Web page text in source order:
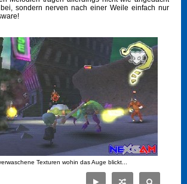
sondern nerven nach einer Weile einfach nur
Texturen wohin das Auge blickt...